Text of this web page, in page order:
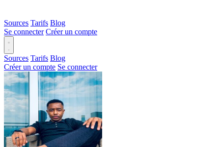
Sources Tarifs Blog
Se connecter Créer un compte
Sources Tarifs Blog
Créer un compte Se connecter